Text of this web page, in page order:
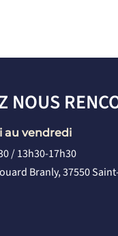
NOUS
au vendredi
/ 13h30-17h30
Branly, 37550